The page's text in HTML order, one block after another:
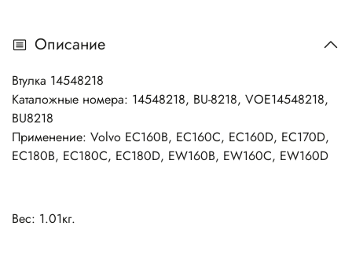
Описание
Втулка 14548218
Каталожные номера: 14548218, BU-8218, VOE14548218,
BU8218
Применение: Volvo EC160B, EC160C, EC160D, EC170D,
EC180B, EC180C, EC180D, EW160B, EW160C, EW160D
Вес: 1.01кг.